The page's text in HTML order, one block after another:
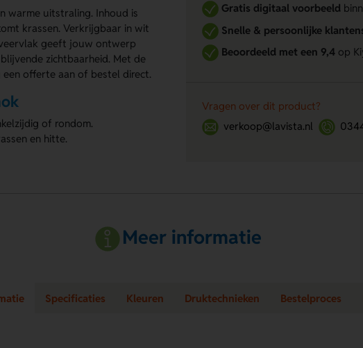
warme uitstraling. Inhoud is
krassen. Verkrijgbaar in wit
geeft jouw ontwerp
zichtbaarheid. Met de
offerte aan of bestel direct.
of rondom.
en hitte.
Gratis digitaal voorbeeld
Snelle & persoonlijke
Beoordeeld met een 9,4op
Vragen over dit product?
verkoop@lavista.nl
Meer informatie
Specificaties Kleuren Druktechnieken Bestelproces